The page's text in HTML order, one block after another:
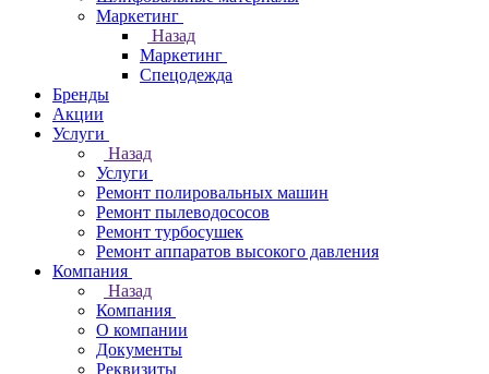
Маркетинг
Назад
Маркетинг
Спецодежда
Бренды
Акции
Услуги
Назад
Услуги
Ремонт полировальных машин
Ремонт пылеводососов
Ремонт турбосушек
Ремонт аппаратов высокого давления
Компания
Назад
Компания
О компании
Документы
Реквизиты